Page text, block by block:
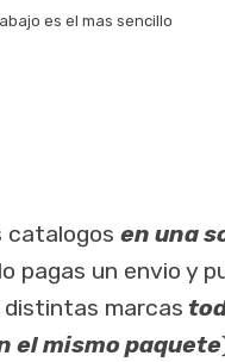
es el mas sencillo
catalogos en una
pagas un envio y
distintas marcas
el mismo paquete